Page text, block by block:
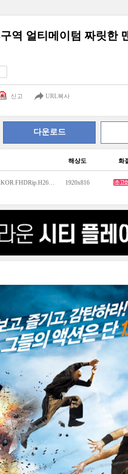
역 얼티메이텀 짜릿한
신고 URL복사
다운로드
해상도 화
Banlieue.13.Ultimatum.2009.1080p.KOR.FHDRip.H264.AAC-NOX.mp4 1920x816